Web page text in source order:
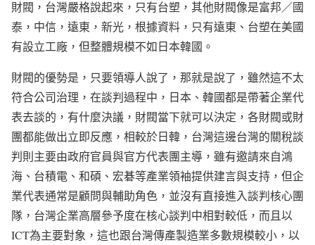
財閥，台灣嚴格說起來，只有台塑，其他財閥像是富邦／國
泰，中信，遠東，新光，根據資料，只有遠東、台塑在美國
有設立工廠，但整體規模不如日本韓國。
財閥的優勢是，只要領導人說了，那就是說了，雖然這不太
符合公司治理，在談判過程中，日本、韓國都是帶著企業代
表去談的，有什麼決議，財閥當下就可以決定，各財閥或財
團都能做出立即反應，相較於日韓，台灣這邊台灣的關稅談
判則主要由政府官員與官方代表團主導，雖有邀請來自鴻
海、台積電、和碩、宏碁等產業領袖提供建言與支持，但企
業代表通常是顧問與輔助角色，並沒有直接進入談判核心團
隊，台灣企業高層參予度在核心談判中相對較低，而且以
ICT為主要對象，這也跟台灣傳產製造業多數規模較小，以